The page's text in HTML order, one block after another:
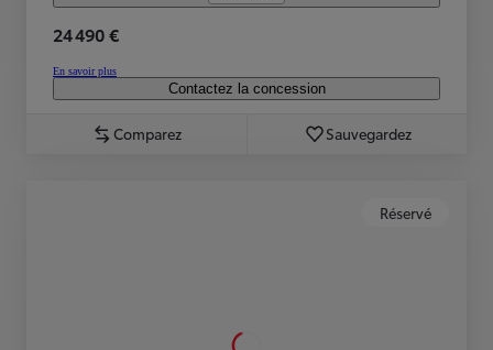
24 490 €
En savoir plus
Contactez la concession
Comparez Sauvegardez
Réservé